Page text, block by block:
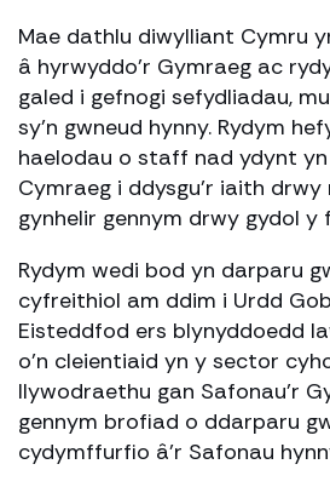
Mae dathlu diwylliant Cymru
â hyrwyddo’r Gymraeg ac
galed i gefnogi sefydliadau,
sy’n gwneud hynny. Rydym
haelodau o staff nad ydynt
Cymraeg i ddysgu’r iaith
gynhelir gennym drwy gydol y
Rydym wedi bod yn darparu
cyfreithiol am ddim i Urdd
Eisteddfod ers blynyddoedd
o’n cleientiaid yn y sector
llywodraethu gan Safonau’r
gennym brofiad o ddarparu
cydymffurfio â’r Safonau